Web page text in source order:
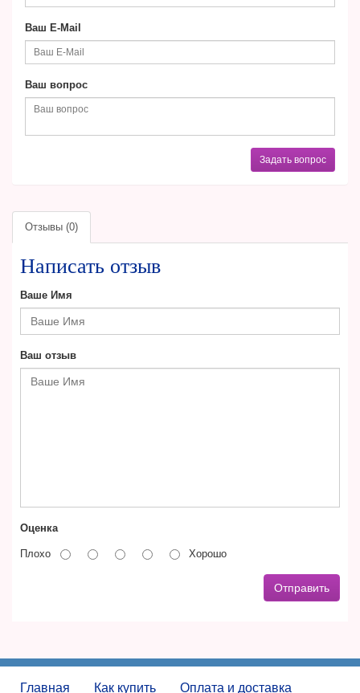
Ваш E-Mail
Ваш вопрос
Задать вопрос
Отзывы (0)
Написать отзыв
Ваше Имя
Ваш отзыв
Оценка
Плохо Хорошо
Отправить
Главная Как купить Оплата и доставка